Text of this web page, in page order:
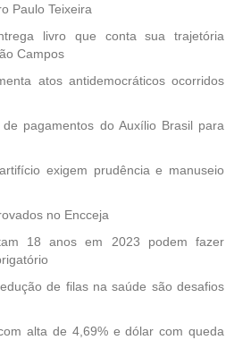
Paulo Teixeira
livro que conta sua trajetória
Campos
atos antidemocráticos ocorridos
de pagamentos do Auxílio Brasil para
exigem prudência e manuseio
no Encceja
18 anos em 2023 podem fazer
de filas na saúde são desafios
alta de 4,69% e dólar com queda